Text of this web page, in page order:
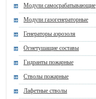
Модули самосрабатывающие
Модули газогенераторные
Генераторы аэрозоля
Огнетушащие составы
Гидранты пожарные
Стволы пожарные
Лафетные стволы